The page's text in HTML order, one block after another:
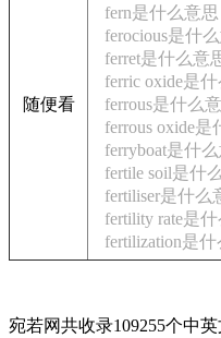
随便看
fern是什么意思
ferocious是什
ferret是什么意
ferric oxide是
ferrous是什么
ferrous oxide是
ferryboat是什
fertile soil是什
fertiliser是什么
fertility rate是
fertilization是
宛若网共收录109255个中